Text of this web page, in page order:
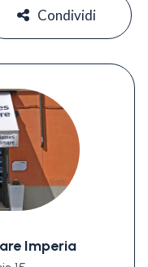
Condividi
Imperia